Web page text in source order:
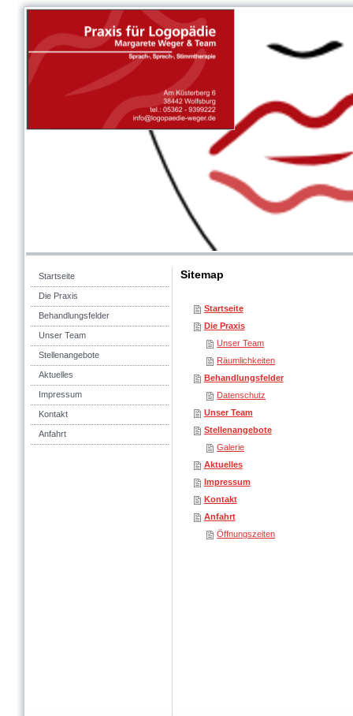
Startseite
Die Praxis
Behandlungsfelder
Unser Team
Stellenangebote
Aktuelles
Impressum
Kontakt
Anfahrt
Sitemap
Startseite
Die Praxis
Unser Team
Räumlichkeiten
Behandlungsfelder
Datenschutz
Unser Team
Stellenangebote
Galerie
Aktuelles
Impressum
Kontakt
Anfahrt
Öffnungszeiten